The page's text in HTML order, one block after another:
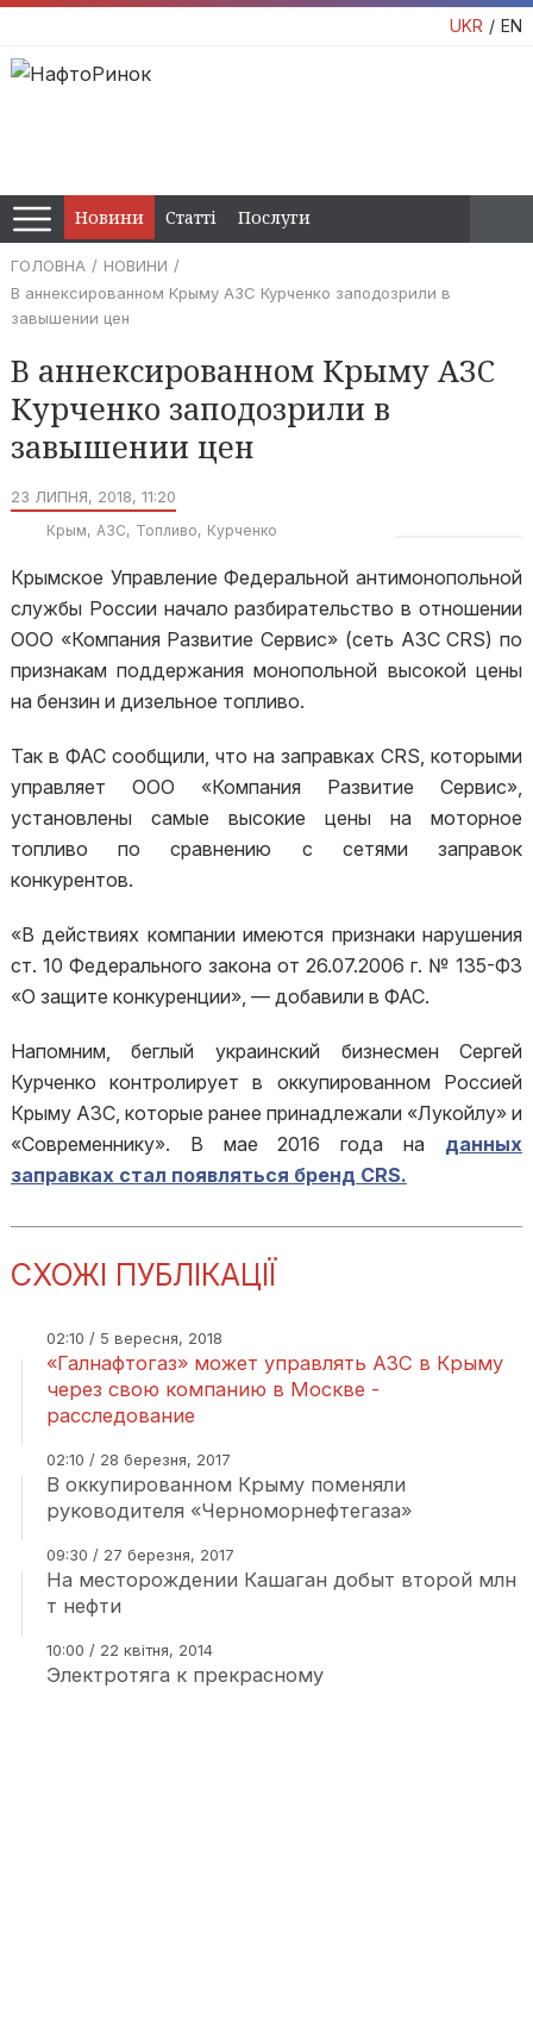
UKR EN
Новини Статті Послуги
ГОЛОВНА
НОВИНИ
В аннексированном Крыму АЗС Курченко заподозрили в
завышении цен
В аннексированном Крыму АЗС
Курченко заподозрили в
завышении цен
23 ЛИПНЯ, 2018, 11:20
Крым АЗС Топливо Курченко
Крымское Управление Федеральной антимонопольной
службы России начало разбирательство в отношении
ООО «Компания Развитие Сервис» (сеть АЗС CRS) по
признакам поддержания монопольной высокой цены
на бензин и дизельное топливо.
Так в ФАС сообщили, что на заправках CRS, которыми
управляет ООО «Компания Развитие Сервис»,
установлены самые высокие цены на моторное
топливо по сравнению с сетями заправок
конкурентов.
«В действиях компании имеются признаки нарушения
ст. 10 Федерального закона от 26.07.2006 г. № 135-ФЗ
«О защите конкуренции», — добавили в ФАС.
Напомним, беглый украинский бизнесмен Сергей
Курченко контролирует в оккупированном Россией
Крыму АЗС, которые ранее принадлежали «Лукойлу» и
«Современнику». В мае 2016 года на данных
заправках стал появляться бренд CRS.
СХОЖІ ПУБЛІКАЦІЇ
02:10 / 5 вересня, 2018
«Галнафтогаз» может управлять АЗС в Крыму
через свою компанию в Москве -
расследование
02:10 / 28 березня, 2017
В оккупированном Крыму поменяли
руководителя «Черноморнефтегаза»
09:30 / 27 березня, 2017
На месторождении Кашаган добыт второй млн
т нефти
10:00 / 22 квітня, 2014
Электротяга к прекрасному